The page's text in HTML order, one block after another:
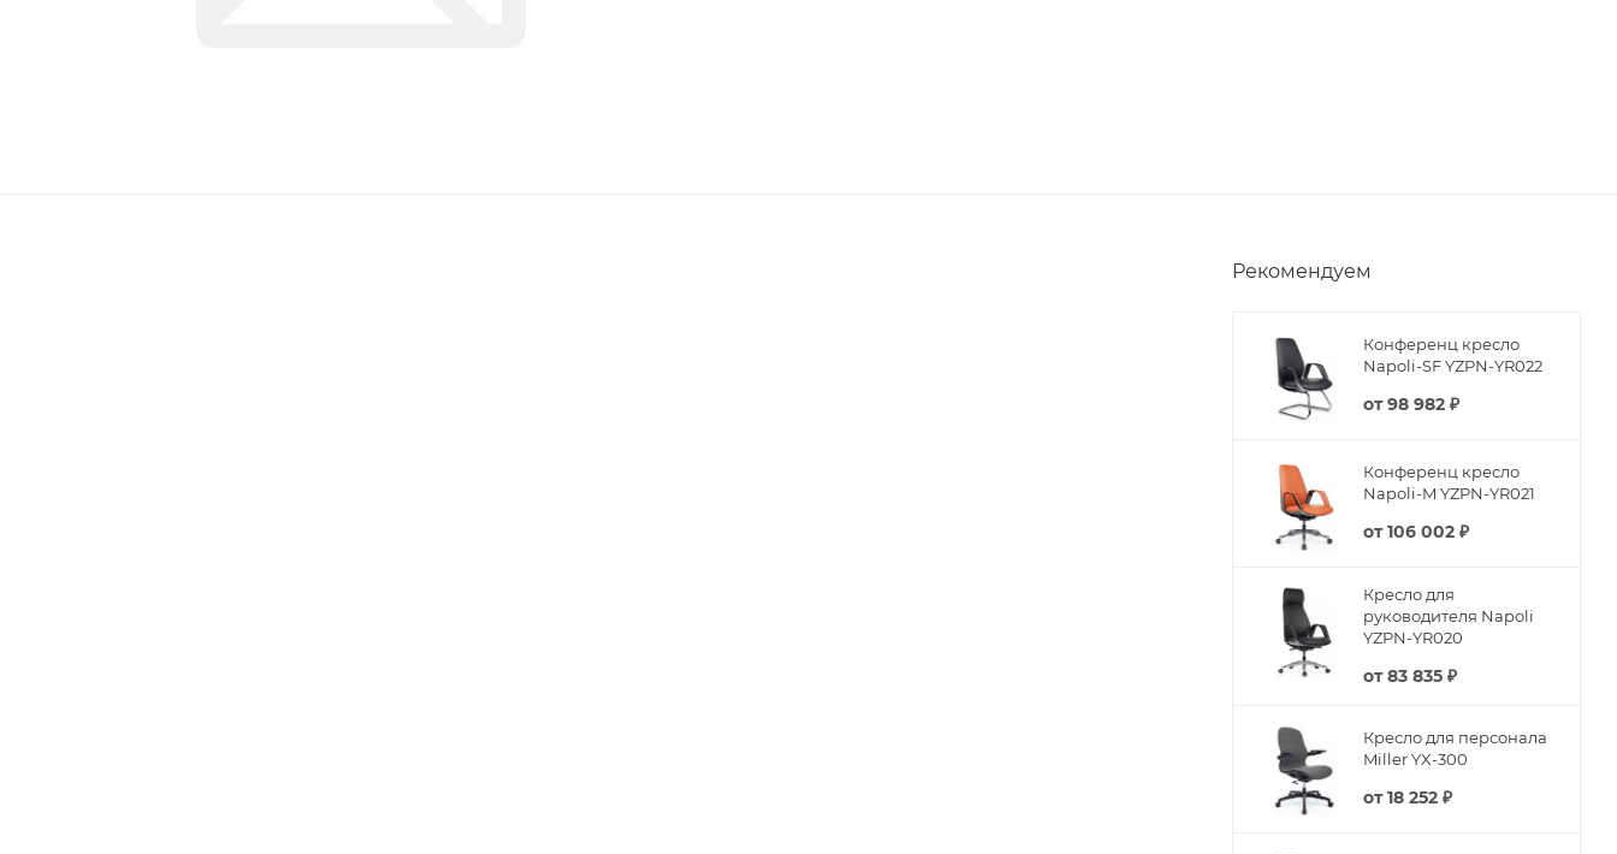
Рекомендуем
Конференц кресло
Napoli-SF YZPN-YR022
от98 982 ₽
Конференц кресло
Napoli-M YZPN-YR021
от106 002 ₽
Кресло для
руководителя Napoli
YZPN-YR020
от83 835 ₽
Кресло для персонала
Miller YX-300
от18 252 ₽